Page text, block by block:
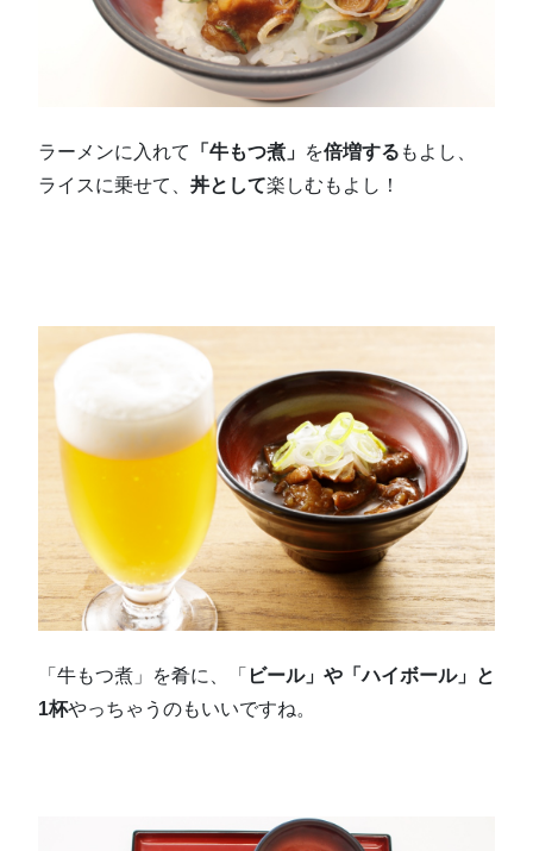
ラーメンに入れて 「牛もつ煮」 を倍増する もよし、
ライスに乗せて、 丼として楽しむもよし！
「牛もつ煮」を肴に、「 ビール」や「ハイボール」と
1杯やっちゃうのもいいですね。